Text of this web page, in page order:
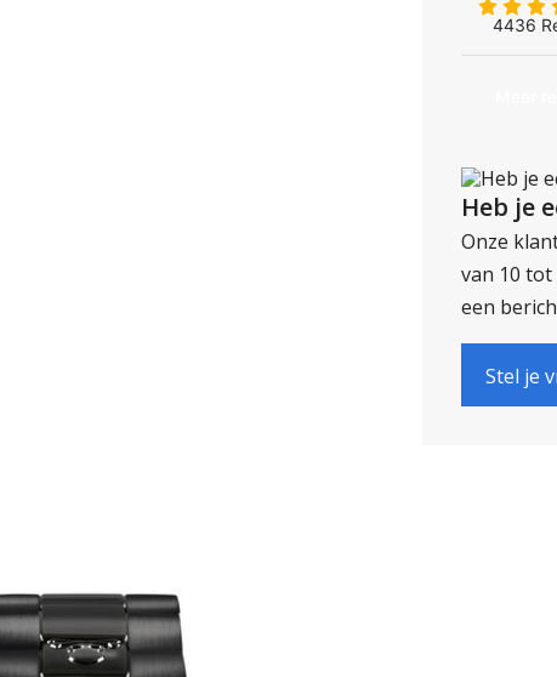
Heb je
Onze
van 10
een
Stel je